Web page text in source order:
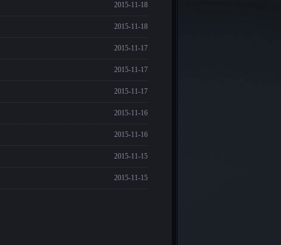
2015-11-18
2015-11-18
2015-11-17
2015-11-17
2015-11-17
2015-11-16
2015-11-16
2015-11-15
2015-11-15